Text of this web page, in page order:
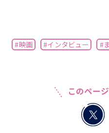
#映画 #インタビュー #
このペー